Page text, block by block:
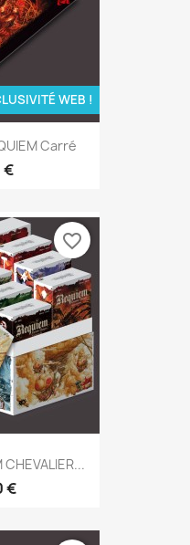
Carré
€
WEB !
€
favorite_border